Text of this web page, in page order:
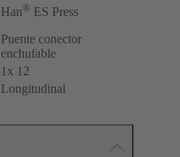
Han® ES Press
Puente conector
enchufable
1x 12
Longitudinal